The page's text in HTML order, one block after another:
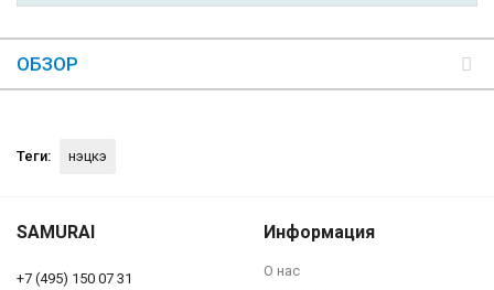
ОБЗОР
Теги: нэцкэ
SAMURAI
+7 (495) 150 07 31
Информация
О нас